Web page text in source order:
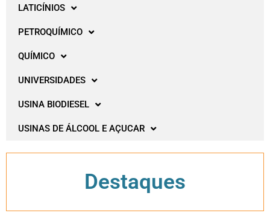
LATICÍNIOS
PETROQUÍMICO
QUÍMICO
UNIVERSIDADES
USINA BIODIESEL
USINAS DE ÁLCOOL E AÇUCAR
Destaques